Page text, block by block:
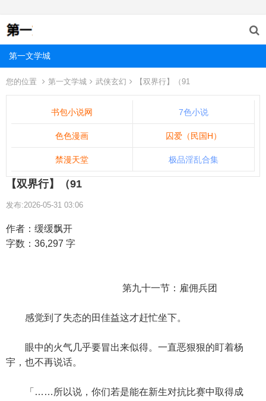
第一文学城
您的位置 第一文学城 武侠玄幻 【双界行】（91
书包小说网 7色小说
色色漫画 囚爱（民国H）
禁漫天堂 极品淫乱合集
【双界行】（91
发布:2026-05-31 03:06
作者：缓缓飘开
字数：36,297 字
第九十一节：雇佣兵团
感觉到了失态的田佳益这才赶忙坐下。
眼中的火气几乎要冒出来似得。一直恶狠狠的盯着杨
宇，也不再说话。
「……所以说，你们若是能在新生对抗比赛中取得成